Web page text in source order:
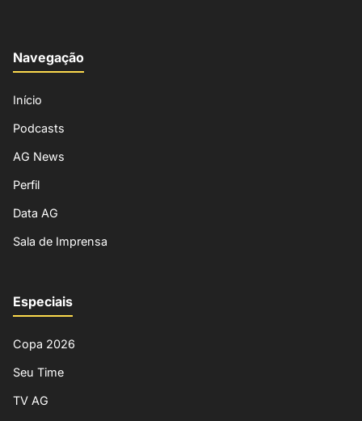
Navegação
Início
Podcasts
AG News
Perfil
Data AG
Sala de Imprensa
Especiais
Copa 2026
Seu Time
TV AG